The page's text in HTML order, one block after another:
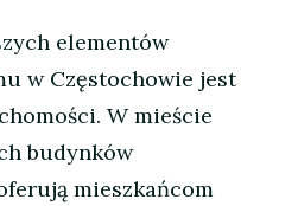
elementów
w Częstochowie jest
W mieście
budynków
mieszkańcom